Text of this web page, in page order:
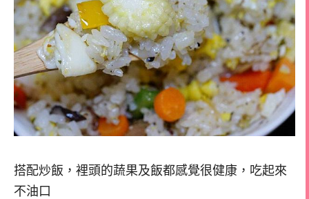
搭配炒飯，裡頭的蔬果及飯都感覺很健康，吃起來
不油口